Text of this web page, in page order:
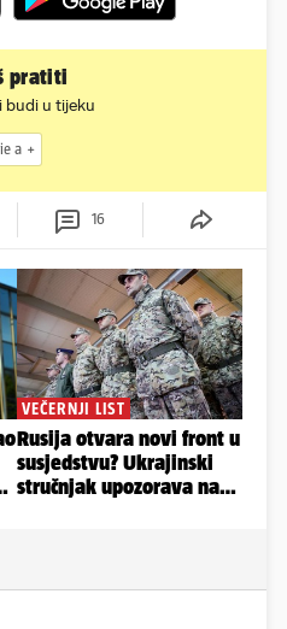
pratiti
budi u tijeku
a
16